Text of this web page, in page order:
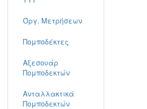
Όργ. Μετρήσεων
Πομποδέκτες
Αξεσουάρ
Πομποδεκτών
Ανταλλακτικά
Πομποδεκτών